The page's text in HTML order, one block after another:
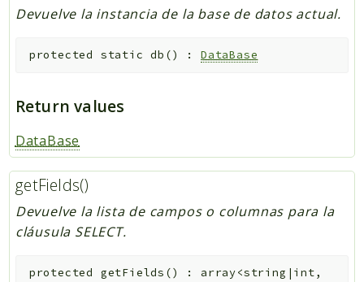
Devuelve la instancia de la base de datos actual.
protected static db () :DataBase
Return values
DataBase
getFields()
Devuelve la lista de campos o columnas para la
cláusula SELECT.
protected getFields () : array<string|int,